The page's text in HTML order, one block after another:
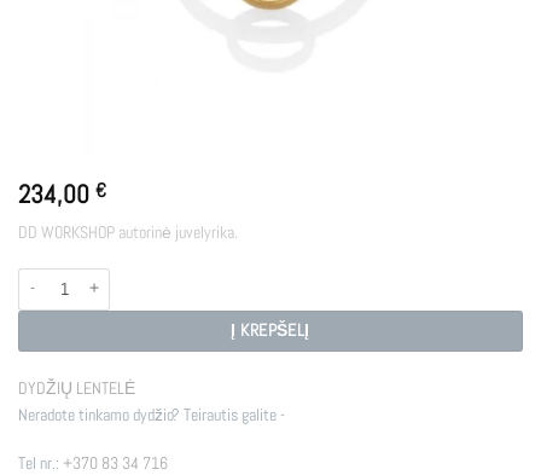
234,00 €
DD WORKSHOP autorinė juvelyrika.
produkto kiekis: R - RG
Į KREPŠELĮ
DYDŽIŲ LENTELĖ
Neradote tinkamo dydžio? Teirautis galite -
Tel nr.: +370 83 34 716